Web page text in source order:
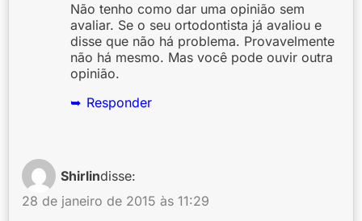
Não tenho como dar uma opinião sem
avaliar. Se o seu ortodontista já avaliou e
disse que não há problema. Provavelmente
não há mesmo. Mas você pode ouvir outra
opinião.
Responder
Shirlindisse:
28 de janeiro de 2015 às 11:29